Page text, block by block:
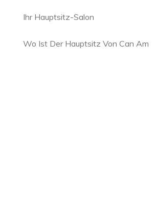
Ihr Hauptsitz-Salon
Wo Ist Der Hauptsitz Von Can Am